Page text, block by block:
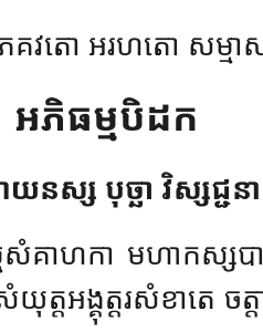
វតោ អរហតោ សម្មាស
អភិធម្មបិដក
នស្ស បុច្ឆា វិស្សជ្ជនា
សំគាហកា មហាកស្សប
អង្គុត្តរសំខាតេ ចត្